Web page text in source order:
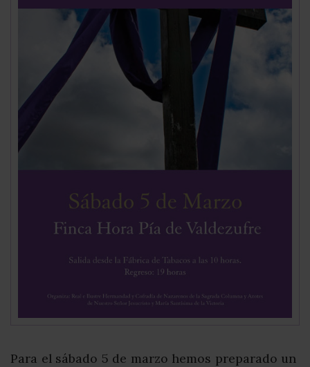
Para el sábado 5 de marzo hemos preparado un